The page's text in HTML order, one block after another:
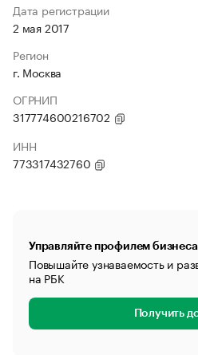
Дата регистрации
2 мая 2017
Регион
г. Москва
ОГРНИП
317774600216702
ИНН
773317432760
Управляйте профилем
Повышайте узнаваемость и
на РБК
Получить